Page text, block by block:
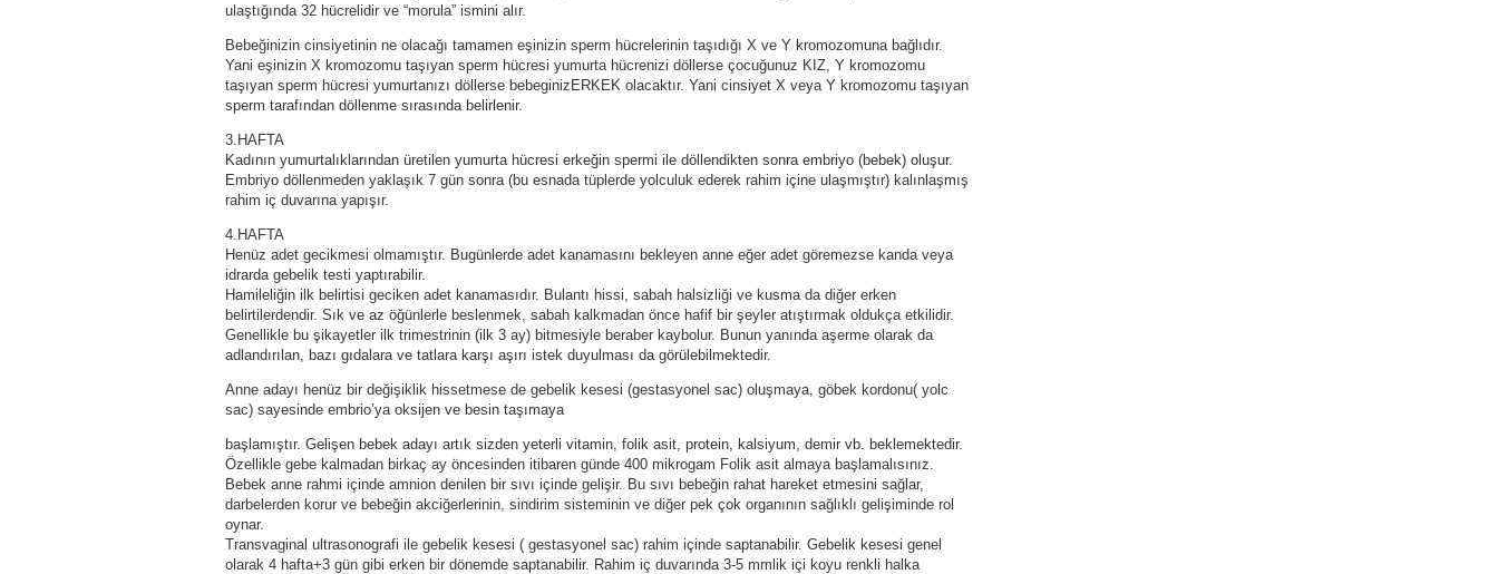
ulaştığında 32 hücrelidir ve “morula” ismini alır.
Bebeğinizin cinsiyetinin ne olacağı tamamen eşinizin sperm hücrelerinin taşıdığı X ve Y kromozomuna bağlıdır.
Yani eşinizin X kromozomu taşıyan sperm hücresi yumurta hücrenizi döllerse çocuğunuz KIZ, Y kromozomu
taşıyan sperm hücresi yumurtanızı döllerse bebeginizERKEK olacaktır. Yani cinsiyet X veya Y kromozomu taşıyan
sperm tarafından döllenme sırasında belirlenir.
3.HAFTA
Kadının yumurtalıklarından üretilen yumurta hücresi erkeğin spermi ile döllendikten sonra embriyo (bebek) oluşur.
Embriyo döllenmeden yaklaşık 7 gün sonra (bu esnada tüplerde yolculuk ederek rahim içine ulaşmıştır) kalınlaşmış
rahim iç duvarına yapışır.
4.HAFTA
Henüz adet gecikmesi olmamıştır. Bugünlerde adet kanamasını bekleyen anne eğer adet göremezse kanda veya
idrarda gebelik testi yaptırabilir.
Hamileliğin ilk belirtisi geciken adet kanamasıdır. Bulantı hissi, sabah halsizliği ve kusma da diğer erken
belirtilerdendir. Sık ve az öğünlerle beslenmek, sabah kalkmadan önce hafif bir şeyler atıştırmak oldukça etkilidir.
Genellikle bu şikayetler ilk trimestrinin (ilk 3 ay) bitmesiyle beraber kaybolur. Bunun yanında aşerme olarak da
adlandırılan, bazı gıdalara ve tatlara karşı aşırı istek duyulması da görülebilmektedir.
Anne adayı henüz bir değişiklik hissetmese de gebelik kesesi (gestasyonel sac) oluşmaya, göbek kordonu( yolc
sac) sayesinde embrio’ya oksijen ve besin taşımaya
başlamıştır. Gelişen bebek adayı artık sizden yeterli vitamin, folik asit, protein, kalsiyum, demir vb. beklemektedir.
Özellikle gebe kalmadan birkaç ay öncesinden itibaren günde 400 mikrogam Folik asit almaya başlamalısınız.
Bebek anne rahmi içinde amnion denilen bir sıvı içinde gelişir. Bu sıvı bebeğin rahat hareket etmesini sağlar,
darbelerden korur ve bebeğin akciğerlerinin, sindirim sisteminin ve diğer pek çok organının sağlıklı gelişiminde rol
oynar.
Transvaginal ultrasonografi ile gebelik kesesi ( gestasyonel sac) rahim içinde saptanabilir. Gebelik kesesi genel
olarak 4 hafta+3 gün gibi erken bir dönemde saptanabilir. Rahim iç duvarında 3-5 mmlik içi koyu renkli halka